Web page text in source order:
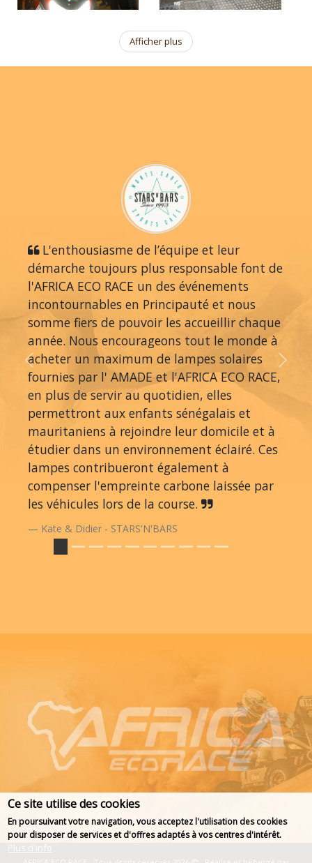
Afficher plus
L'enthousiasme de l’équipe et leur
démarche toujours plus responsable font de
l'AFRICA ECO RACE un des événements
incontournables en Principauté et nous
somme fiers de pouvoir les accueillir chaque
année. Nous encourageons tout le monde à
acheter un maximum de lampes solaires
fournies par l' AMADE et l'AFRICA ECO RACE,
en plus de servir au quotidien, elles
permettront aux enfants sénégalais et
mauritaniens à rejoindre leur domicile et à
étudier dans un environnement éclairé. Ces
lampes contribueront également à
compenser l'empreinte carbone laissée par
les véhicules lors de la course.
Kate & Didier - STARS'N'BARS
Previous Next
Ce site utilise des cookies
En poursuivant votre navigation, vous acceptez l'utilisation des cookies
pour disposer de services et d'offres adaptés à vos centres d'intérêt.
Plus d'info